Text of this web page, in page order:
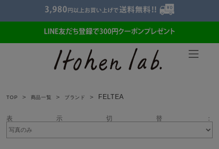
TOP 商品一覧 ブランド FELTEA
表示切替：